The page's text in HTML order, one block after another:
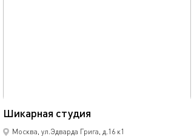
Шикарная студия
Москва, ул.Эдварда Грига, д.16 к1